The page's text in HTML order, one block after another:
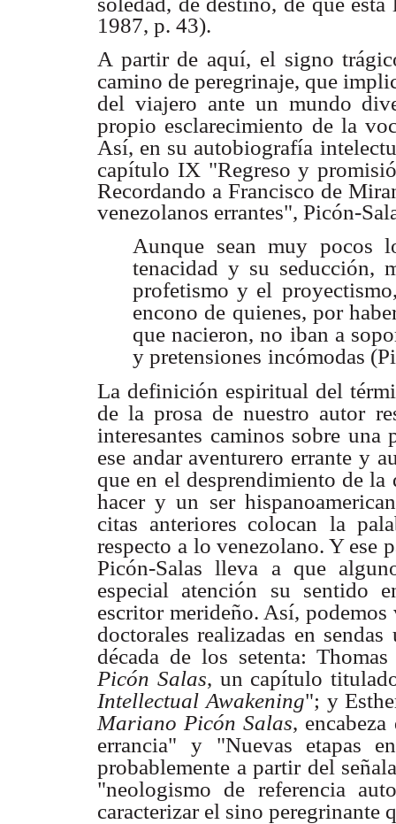
1987, p. 43).
A partir de aquí, el signo
camino de peregrinaje, que
del viajero ante un mundo
propio esclarecimiento de la
Así, en su autobiografía
capítulo IX "Regreso y
Recordando a Francisco de
venezolanos errantes", Picón-
Aunque sean muy pocos
tenacidad y su seducción,
profetismo y el
encono de quienes, por
que nacieron, no iban a
y pretensiones incómodas
La definición espiritual del
de la prosa de nuestro autor
interesantes caminos sobre una
ese andar aventurero errante y
que en el desprendimiento de
hacer y un ser
citas anteriores colocan la
respecto a lo venezolano. Y ese
Picón-Salas lleva a que
especial atención
su sentido
escritor merideño. Así, podemos
doctorales realizadas en sendas
década de los setenta:
Picón Salas, un capítulo
Intellectual Awakening"; y
Mariano Picón Salas, encabeza
errancia"
y "Nuevas etapas
probablemente a partir del
"neologismo de referencia
caracterizar el sino peregrinante